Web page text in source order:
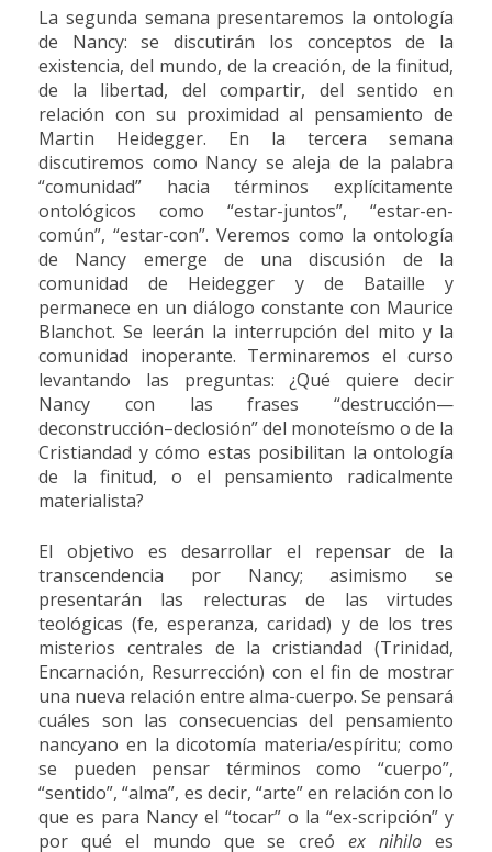
La segunda semana presentaremos la ontología
de Nancy: se discutirán los conceptos de la
existencia, del mundo, de la creación, de la finitud,
de la libertad, del compartir, del sentido en
relación con su proximidad al pensamiento de
Martin Heidegger. En la tercera semana
discutiremos como Nancy se aleja de la palabra
“comunidad” hacia términos explícitamente
ontológicos como “estar-juntos”, “estar-en-
común”, “estar-con”. Veremos como la ontología
de Nancy emerge de una discusión de la
comunidad de Heidegger y de Bataille y
permanece en un diálogo constante con Maurice
Blanchot. Se leerán la interrupción del mito y la
comunidad inoperante. Terminaremos el curso
levantando las preguntas: ¿Qué quiere decir
Nancy con las frases “destrucción—
deconstrucción–declosión” del monoteísmo o de la
Cristiandad y cómo estas posibilitan la ontología
de la finitud, o el pensamiento radicalmente
materialista?
El objetivo es desarrollar el repensar de la
transcendencia por Nancy; asimismo se
presentarán las relecturas de las virtudes
teológicas (fe, esperanza, caridad) y de los tres
misterios centrales de la cristiandad (Trinidad,
Encarnación, Resurrección) con el fin de mostrar
una nueva relación entre alma-cuerpo. Se pensará
cuáles son las consecuencias del pensamiento
nancyano en la dicotomía materia/espíritu; como
se pueden pensar términos como “cuerpo”,
“sentido”, “alma”, es decir, “arte” en relación con lo
que es para Nancy el “tocar” o la “ex-scripción” y
por qué el mundo que se creóex nihilo es